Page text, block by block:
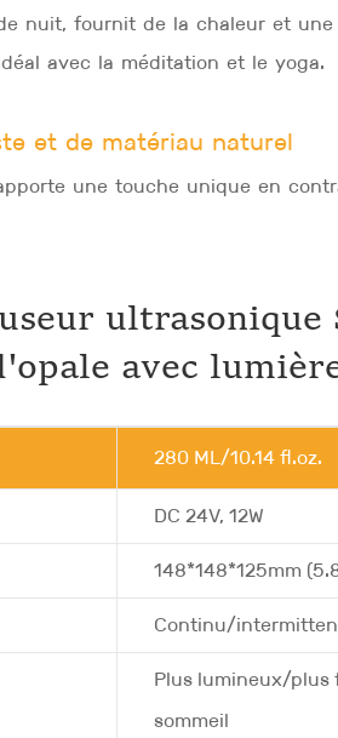
nuit, fournit de la chaleur et
avec la méditation et le yoga.
et de matériau naturel
une touche unique en
ultrasonique
avec
280 ML/10.14 fl.oz.
DC 24V, 12W
148*148*125mm
Continu/
Plus lumineux/
sommeil